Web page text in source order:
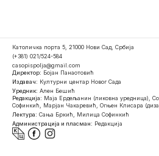
Католичка порта 5, 21000 Нови Сад, Србија
(+381) 021/524-584
casopispolja@gmail.com
Директор: Бојан Панаотовић
Издавач: Културни центар Новог Сада
Уредник: Ален Бешић
Редакција: Маја Ердељанин (ликовна уредница),
Софинкић, Марјан Чакаревић, Огњен Клисара
Лектура: Сања Бркић, Милица Софинкић
Администрација и пласман: Редакција